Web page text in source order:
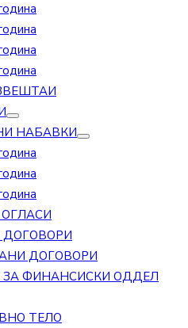
НАБАВКИ
ДОГОВОРИ
ДОГОВОРИ
ЗА ФИНАНСИСКИ ОДДЕЛ
ТЕЛО